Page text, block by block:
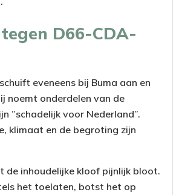
D66-CDA-
eveneens bij Buma aan en
noemt onderdelen van de
”schadelijk voor Nederland”.
klimaat en de begroting zijn
de inhoudelijke kloof pijnlijk bloot.
het toelaten, botst het op